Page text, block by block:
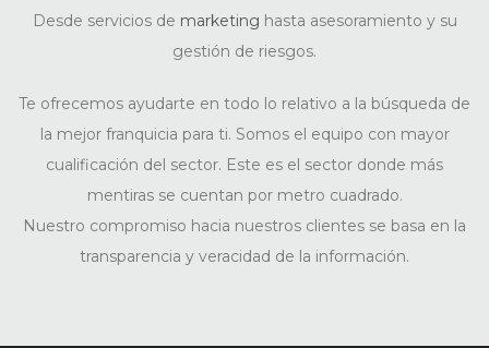
Desde servicios de marketing hasta asesoramiento y su
gestión de riesgos.
Te ofrecemos ayudarte en todo lo relativo a la búsqueda de
la mejor franquicia para ti. Somos el equipo con mayor
cualificación del sector. Este es el sector donde más
mentiras se cuentan por metro cuadrado.
Nuestro compromiso hacia nuestros clientes se basa en la
transparencia y veracidad de la información.